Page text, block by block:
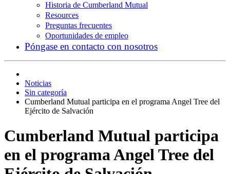
Historia de Cumberland Mutual
Resources
Preguntas frecuentes
Oportunidades de empleo
Póngase en contacto con nosotros
Noticias
Sin categoría
Cumberland Mutual participa en el programa Angel Tree del
Ejército de Salvación
Cumberland Mutual participa
en el programa Angel Tree del